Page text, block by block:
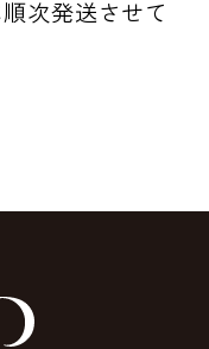
次発送させて